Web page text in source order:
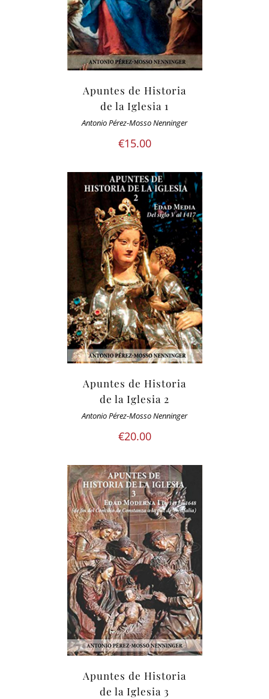
Apuntes de Historia
de la Iglesia 1
Antonio Pérez-Mosso Nenninger
€15.00
Apuntes de Historia
de la Iglesia 2
Antonio Pérez-Mosso Nenninger
€20.00
Apuntes de Historia
de la Iglesia 3